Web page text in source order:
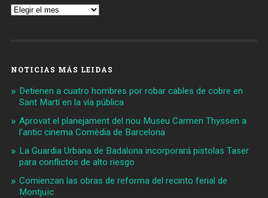
Archivos
NOTICIAS MÁS LEIDAS
Detienen a cuatro hombres por robar cables de cobre en
Sant Martí en la vía pública
Aprovat el planejament del nou Museu Carmen Thyssen a
l'antic cinema Comèdia de Barcelona
La Guardia Urbana de Badalona incorporará pistolas Taser
para conflictos de alto riesgo
Comienzan las obras de reforma del recinto ferial de
Montjuïc